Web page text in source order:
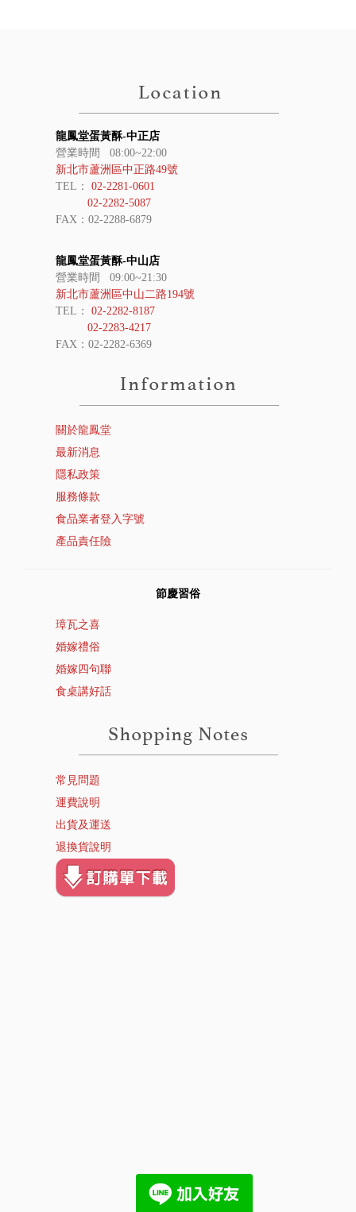
龍鳳堂蛋黃酥-中正店
營業時間 08:00~22:00
新北市蘆洲區中正路49號
TEL： 02-2281-0601
02-2282-5087
FAX：02-2288-6879
龍鳳堂蛋黃酥-中山店
營業時間 09:00~21:30
新北市蘆洲區中山二路194號
TEL： 02-2282-8187
02-2283-4217
FAX：02-2282-6369
關於龍鳳堂
最新消息
隱私政策
服務條款
食品業者登入字號
產品責任險
節慶習俗
璋瓦之喜
婚嫁禮俗
婚嫁四句聯
食桌講好話
常見問題
運費說明
出貨及運送
退換貨說明